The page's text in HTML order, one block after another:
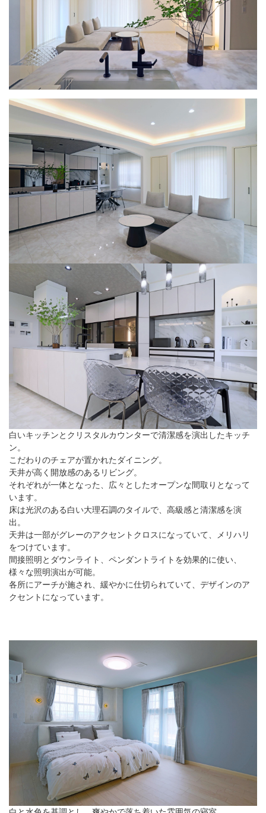
白いキッチンとクリスタルカウンターで清潔感を演出したキッチ
ン。
こだわりのチェアが置かれたダイニング。
天井が高く開放感のあるリビング。
それぞれが一体となった、広々としたオープンな間取りとなって
います。
床は光沢のある白い大理石調のタイルで、高級感と清潔感を演
出。
天井は一部がグレーのアクセントクロスになっていて、メリハリ
をつけています。
間接照明とダウンライト、ペンダントライトを効果的に使い、
様々な照明演出が可能。
各所にアーチが施され、緩やかに仕切られていて、デザインのア
クセントになっています。